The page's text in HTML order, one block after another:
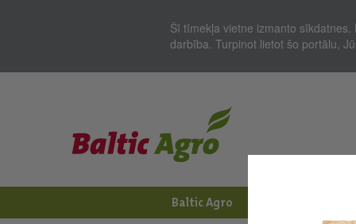
Šī tīmekļa vietne izmanto
darbība. Turpinot lietot šo portālu,
Baltic Agro